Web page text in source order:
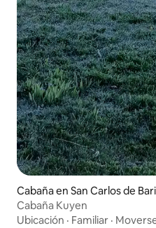
Cabaña en San Carlos de
Cabaña Kuyen
Ubicación · Familiar ·